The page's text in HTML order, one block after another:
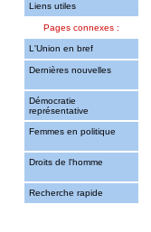
Liens utiles
Pages connexes :
L'Union en bref
Dernières nouvelles
Démocratie
représentative
Femmes en politique
Droits de l'homme
Recherche rapide